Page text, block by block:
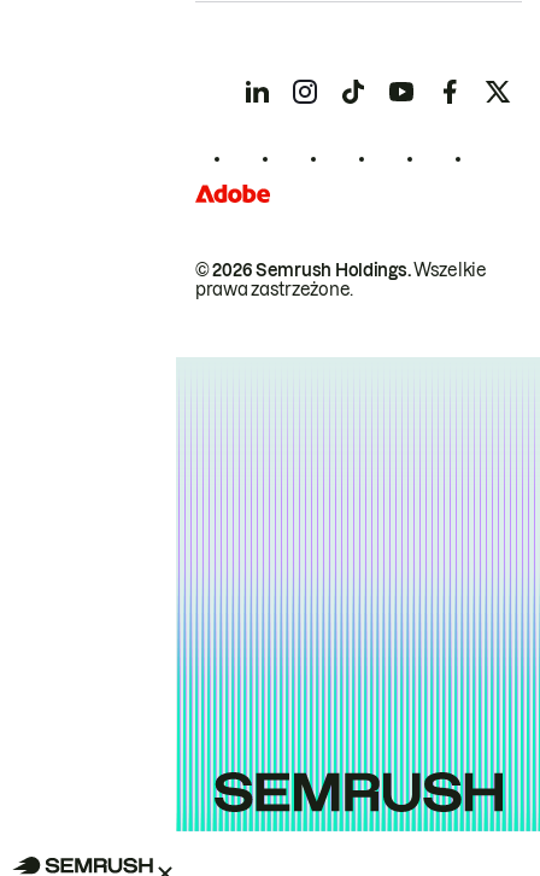
© 2026 Semrush Holdings.Wszelkie
prawa zastrzeżone.